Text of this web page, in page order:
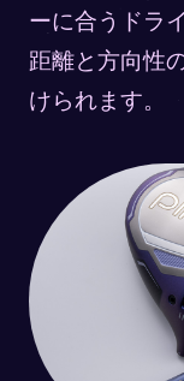
ーに合うドラ
距離と方向性
けられます。